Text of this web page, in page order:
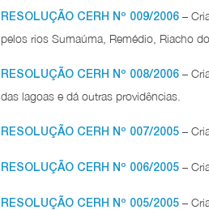
RESOLUÇÃO CERH Nº 009/2006 –
pelos rios Sumaúma, Remédio, Riacho
RESOLUÇÃO CERH Nº 008/2006 –
das lagoas e dá outras providências.
RESOLUÇÃO CERH Nº 007/2005 –
RESOLUÇÃO CERH Nº 006/2005 –
RESOLUÇÃO CERH Nº 005/2005 –